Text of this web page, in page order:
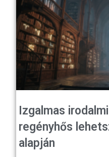
Izgalmas
regényhős
alapján